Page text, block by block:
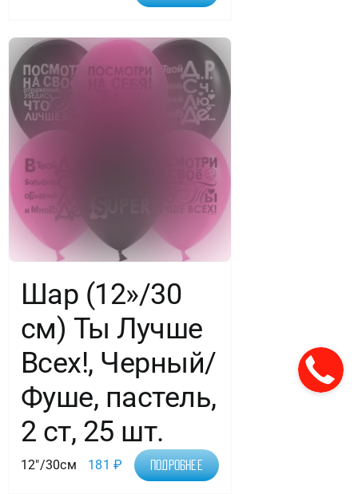
Шар (12»/30
см) Ты Лучше
Всех!, Черный/
Фуше, пастель,
2 ст, 25 шт.
12"/30см 181₽ Подробнее